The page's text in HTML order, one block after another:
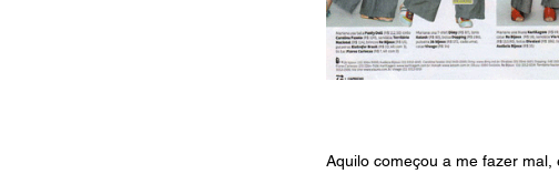
Aquilo começou a me fazer